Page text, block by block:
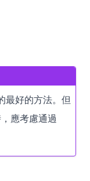
最好的方法。但
應考慮通過